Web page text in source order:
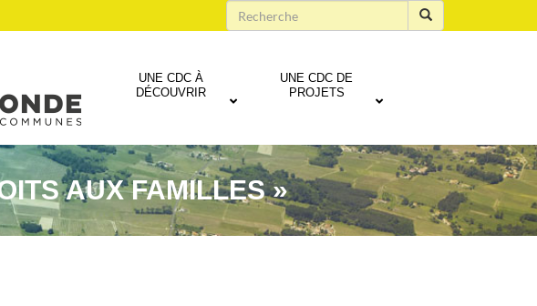
UNE CDC À
DÉCOUVRIR
UNE CDC DE
PROJETS
AUX FAMILLES »